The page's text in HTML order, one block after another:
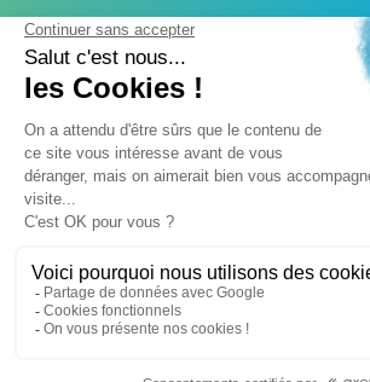
ACTUALITÉS
Mentions légales
Conditions générales de
Plateforme de signalement